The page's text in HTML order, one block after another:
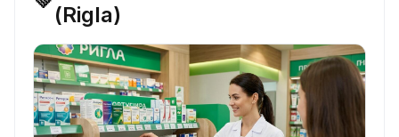
(Rigla)